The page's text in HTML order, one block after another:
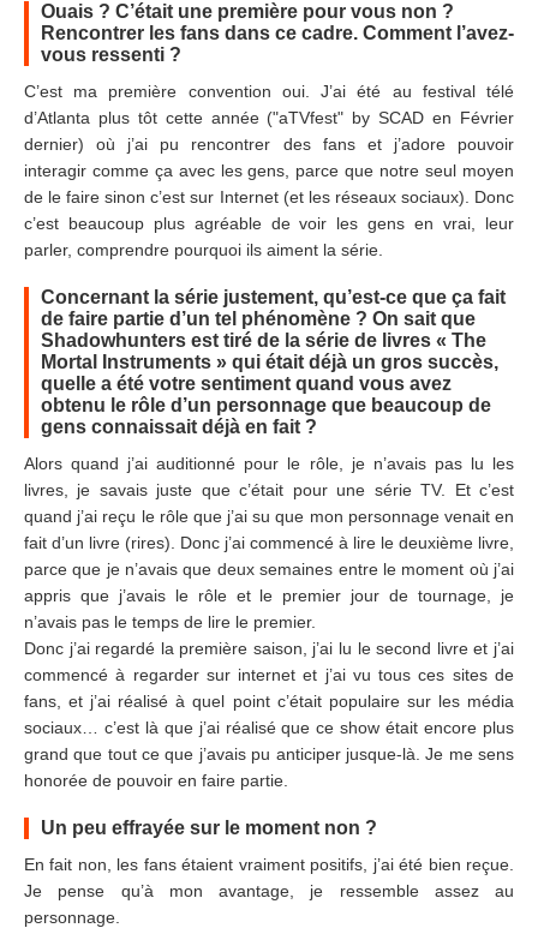
Ouais ? C’était une première pour vous non ?
Rencontrer les fans dans ce cadre. Comment l’avez-
vous ressenti ?
C’est ma première convention oui. J’ai été au festival télé
d’Atlanta plus tôt cette année ("aTVfest" by SCAD en Février
dernier) où j’ai pu rencontrer des fans et j’adore pouvoir
interagir comme ça avec les gens, parce que notre seul moyen
de le faire sinon c’est sur Internet (et les réseaux sociaux). Donc
c’est beaucoup plus agréable de voir les gens en vrai, leur
parler, comprendre pourquoi ils aiment la série.
Concernant la série justement, qu’est-ce que ça fait
de faire partie d’un tel phénomène ? On sait que
Shadowhunters est tiré de la série de livres « The
Mortal Instruments » qui était déjà un gros succès,
quelle a été votre sentiment quand vous avez
obtenu le rôle d’un personnage que beaucoup de
gens connaissait déjà en fait ?
Alors quand j’ai auditionné pour le rôle, je n’avais pas lu les
livres, je savais juste que c’était pour une série TV. Et c’est
quand j’ai reçu le rôle que j’ai su que mon personnage venait en
fait d’un livre (rires). Donc j’ai commencé à lire le deuxième livre,
parce que je n’avais que deux semaines entre le moment où j’ai
appris que j’avais le rôle et le premier jour de tournage, je
n’avais pas le temps de lire le premier.
Donc j’ai regardé la première saison, j’ai lu le second livre et j’ai
commencé à regarder sur internet et j’ai vu tous ces sites de
fans, et j’ai réalisé à quel point c’était populaire sur les média
sociaux… c’est là que j’ai réalisé que ce show était encore plus
grand que tout ce que j’avais pu anticiper jusque-là. Je me sens
honorée de pouvoir en faire partie.
Un peu effrayée sur le moment non ?
En fait non, les fans étaient vraiment positifs, j’ai été bien reçue.
Je pense qu’à mon avantage, je ressemble assez au
personnage.